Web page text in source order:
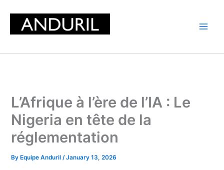
content
L’Afrique à l’ère de l’IA : Le
Nigeria en tête de la
réglementation
By Equipe Anduril/January 13, 2026